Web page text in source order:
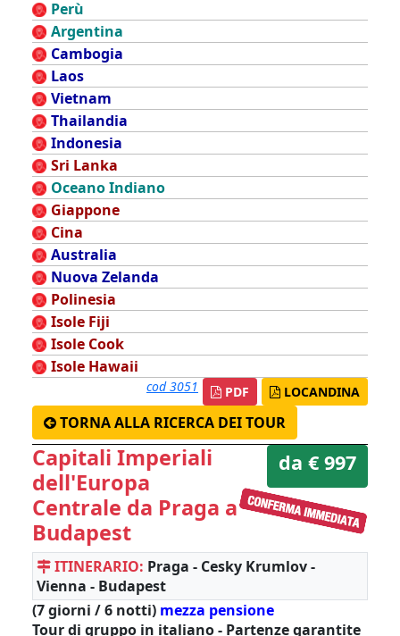
Perù
Argentina
Cambogia
Laos
Vietnam
Thailandia
Indonesia
Sri Lanka
Oceano Indiano
Giappone
Cina
Australia
Nuova Zelanda
Polinesia
Isole Fiji
Isole Cook
Isole Hawaii
LOCANDINA
PDF
cod 3051
TORNA ALLA RICERCA DEI TOUR
da € 997
Capitali Imperiali
dell'Europa
Centrale da Praga a
Budapest
ITINERARIO: Praga - Cesky Krumlov -
Vienna - Budapest
(7 giorni / 6 notti) mezza pensione
Tour di gruppo in italiano - Partenze garantite